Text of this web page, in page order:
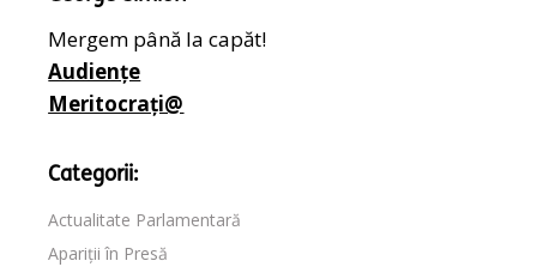
Mergem până la capăt!
Audiențe
Meritocrați@
Categorii:
Actualitate Parlamentară
Apariții în Presă